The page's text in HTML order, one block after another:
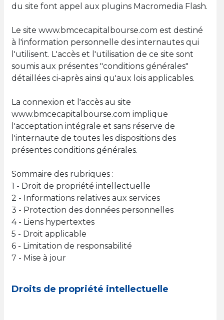
du site font appel aux plugins Macromedia Flash.
Le site www.bmcecapitalbourse.com est destiné
à l'information personnelle des internautes qui
l'utilisent. L'accès et l'utilisation de ce site sont
soumis aux présentes "conditions générales"
détaillées ci-après ainsi qu'aux lois applicables.
La connexion et l'accès au site
www.bmcecapitalbourse.com implique
l'acceptation intégrale et sans réserve de
l'internaute de toutes les dispositions des
présentes conditions générales.
Sommaire des rubriques :
1 - Droit de propriété intellectuelle
2 - Informations relatives aux services
3 - Protection des données personnelles
4 - Liens hypertextes
5 - Droit applicable
6 - Limitation de responsabilité
7 - Mise à jour
Droits de propriété intellectuelle